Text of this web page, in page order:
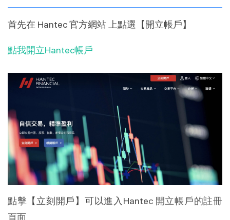
首先在 Hantec 官方網站上點選【開立帳戶】
點我開立Hantec帳戶
點擊【立刻開戶】可以進入 Hantec 開立帳戶的註冊
頁面